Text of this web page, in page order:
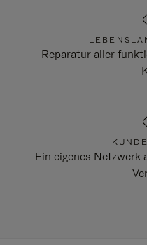
Reparatur aller
Ein eigenes Netzwerk